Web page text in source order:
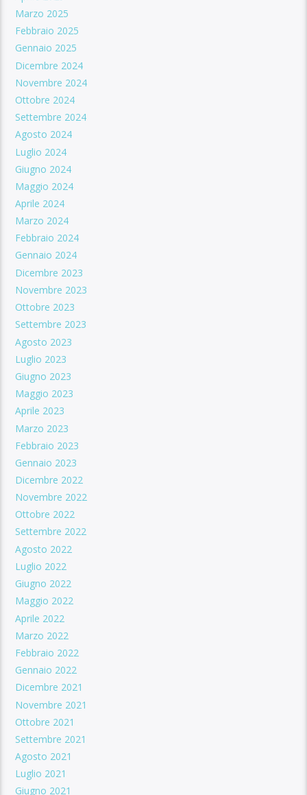
Marzo 2025
Febbraio 2025
Gennaio 2025
Dicembre 2024
Novembre 2024
Ottobre 2024
Settembre 2024
Agosto 2024
Luglio 2024
Giugno 2024
Maggio 2024
Aprile 2024
Marzo 2024
Febbraio 2024
Gennaio 2024
Dicembre 2023
Novembre 2023
Ottobre 2023
Settembre 2023
Agosto 2023
Luglio 2023
Giugno 2023
Maggio 2023
Aprile 2023
Marzo 2023
Febbraio 2023
Gennaio 2023
Dicembre 2022
Novembre 2022
Ottobre 2022
Settembre 2022
Agosto 2022
Luglio 2022
Giugno 2022
Maggio 2022
Aprile 2022
Marzo 2022
Febbraio 2022
Gennaio 2022
Dicembre 2021
Novembre 2021
Ottobre 2021
Settembre 2021
Agosto 2021
Luglio 2021
Giugno 2021